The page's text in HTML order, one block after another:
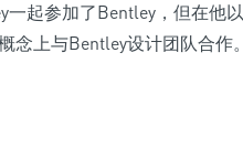
起参加了Bentley，但在他
念上与Bentley设计团队合作